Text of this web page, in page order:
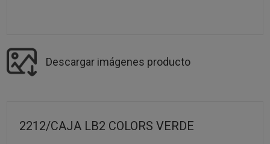
Descargar imágenes producto
2212/CAJA LB2 COLORS VERDE